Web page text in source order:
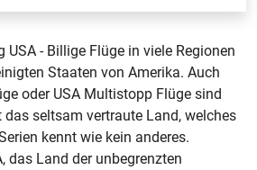
USA - Billige Flüge in viele Regionen
Staaten von Amerika. Auch
oder USA Multistopp Flüge sind
das seltsam vertraute Land, welches
kennt wie kein anderes.
das Land der unbegrenzten